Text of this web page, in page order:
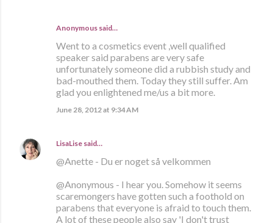
Anonymous said…
Went to a cosmetics event ,well qualified
speaker said parabens are very safe
unfortunately someone did a rubbish study and
bad-mouthed them. Today they still suffer. Am
glad you enlightened me/us a bit more.
June 28, 2012 at 9:34 AM
LisaLise said…
@Anette - Du er noget så velkommen
@Anonymous - I hear you. Somehow it seems
scaremongers have gotten such a foothold on
parabens that everyone is afraid to touch them.
A lot of these people also say 'I don't trust